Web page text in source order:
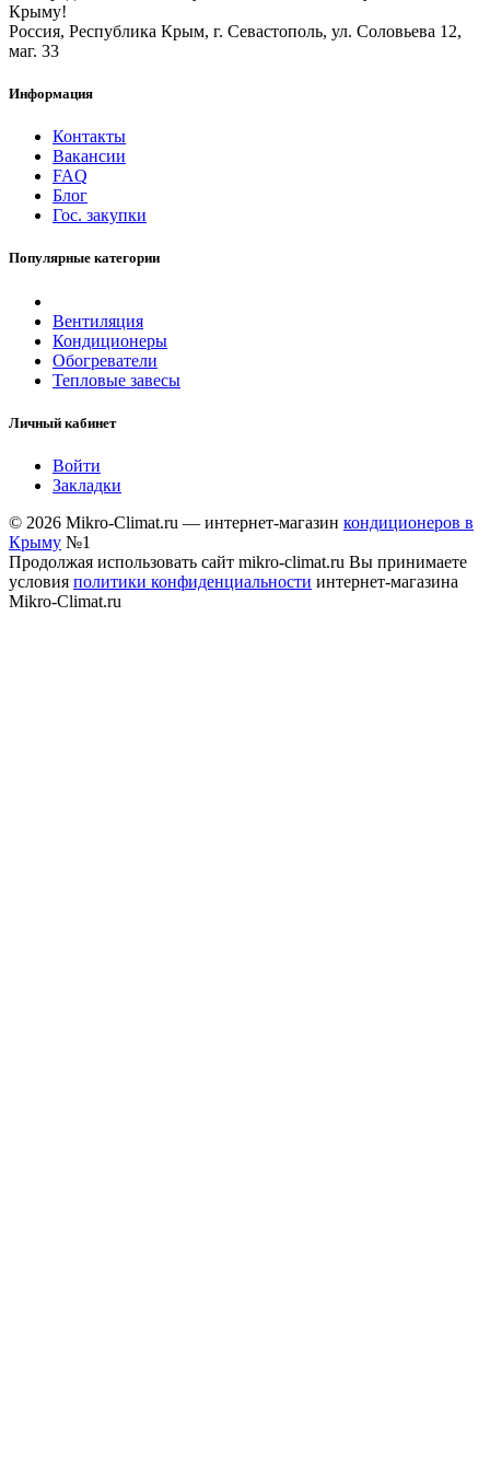
Крыму!
Россия, Республика Крым, г. Севастополь, ул. Соловьева 12,
маг. 33
Информация
Контакты
Вакансии
FAQ
Блог
Гос. закупки
Популярные категории
Вентиляция
Кондиционеры
Обогреватели
Тепловые завесы
Личный кабинет
Войти
Закладки
© 2026 Mikro-Climat.ru — интернет-магазин кондиционеров в
Крыму №1
Продолжая использовать сайт mikro-climat.ru Вы принимаете
условия политики конфиденциальности интернет-магазина
Mikro-Climat.ru